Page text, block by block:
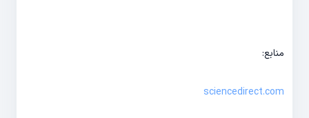
منابع:
sciencedirect.com